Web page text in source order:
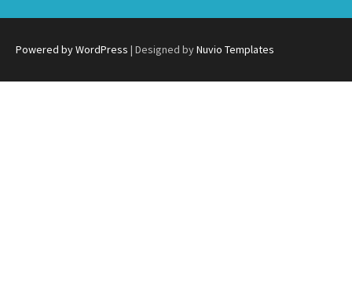
Powered by WordPress | Designed byNuvio Templates